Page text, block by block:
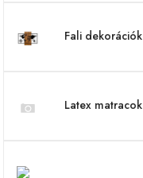
Fali dekorációk
Latex matracok